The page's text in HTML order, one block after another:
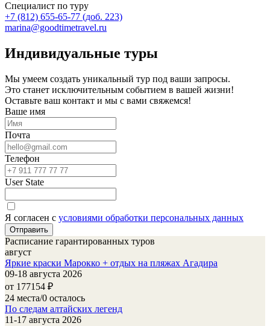
Специалист по туру
+7 (812) 655-65-77 (доб. 223)
marina@goodtimetravel.ru
Индивидуальные туры
Мы умеем создать уникальный тур под ваши запросы.
Это станет исключительным событием в вашей жизни!
Оставьте ваш контакт и мы с вами свяжемся!
Ваше имя
Почта
Телефон
User State
Я согласен с условиями обработки персональных данных
Расписание гарантированных туров
август
Яркие краски Марокко + отдых на пляжах Агадира
09-18 августа 2026
от 177154 ₽
24 места/0 осталось
По следам алтайских легенд
11-17 августа 2026